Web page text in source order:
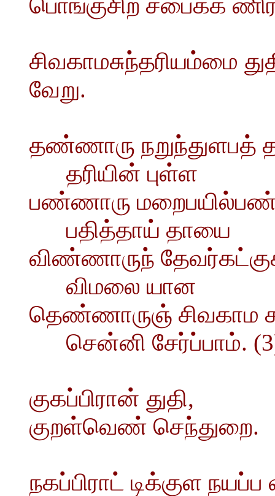
சிவகாமசுந்தரியம்மை
வேறு.
தண்ணாரு நறுந்துளபத்
தரியின் புள்ள
பண்ணாரு
பதித்தாய் தாயை
விண்ணாருந்
விமலை யான
தெண்ணாருஞ் சிவகாம
சென்னி சேர்ப்பாம்.
குகப்பிரான் துதி,
குறள்வெண் செந்துறை.
நகப்பிராட் டிக்குள